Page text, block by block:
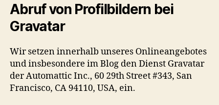
Abruf von Profilbildern bei
Gravatar
Wir setzen innerhalb unseres Onlineangebotes
und insbesondere im Blog den Dienst Gravatar
der Automattic Inc., 60 29th Street #343, San
Francisco, CA 94110, USA, ein.